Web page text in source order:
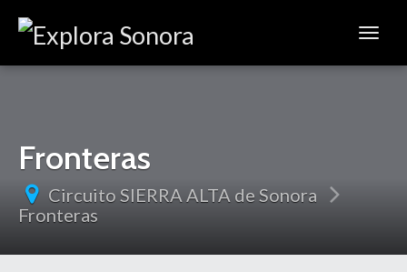
Fronteras
Circuito SIERRA ALTA de Sonora
Fronteras